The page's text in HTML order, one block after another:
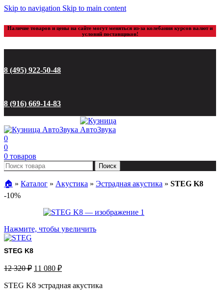
Skip to navigation Skip to main content
Наличие товаров и цены на сайте могут меняться из-за колебания курсов валют и
условий поставщиков!
8 (495) 922-50-48
8 (916) 669-14-83
0
0
0 товаров
Поиск
🏠︎ » Каталог » Акустика » Эстрадная акустика » STEG K8
-10%
Нажмите, чтобы увеличить
STEG K8
12 320₽ 11 080 ₽
STEG K8 эстрадная акустика